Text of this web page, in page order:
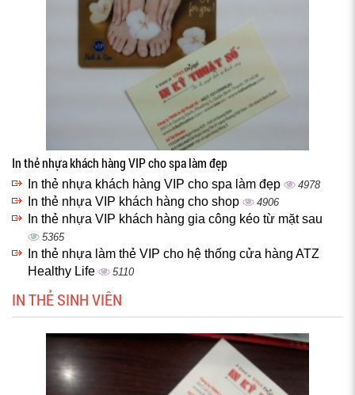
In thẻ nhựa khách hàng VIP cho spa làm đẹp
In thẻ nhựa khách hàng VIP cho spa làm đẹp 4978
In thẻ nhựa VIP khách hàng cho shop 4906
In thẻ nhựa VIP khách hàng gia công kéo từ mặt sau
5365
In thẻ nhựa làm thẻ VIP cho hệ thống cửa hàng ATZ
Healthy Life
5110
IN THẺ SINH VIÊN